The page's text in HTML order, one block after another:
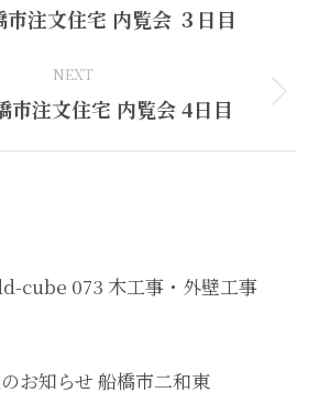
Previous
市注文住宅 内覧会 ３日目
NEXT
Next
市注文住宅 内覧会 4日目
cube 073 木工事・外壁工事
お知らせ 船橋市二和東